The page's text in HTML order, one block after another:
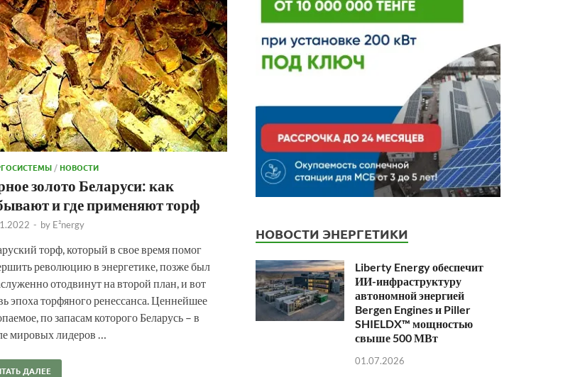
/НОВОСТИ
золото Беларуси: как
и где применяют торф
- by E²nergy
торф, который в свое время помог
революцию в энергетике, позже был
отодвинут на второй план, и вот
эпоха торфяного ренессанса. Ценнейшее
по запасам которого Беларусь – в
мировых лидеров …
ДАЛЕЕ
НОВОСТИ ЭНЕРГЕТИКИ
Liberty Energy обеспечит
ИИ-инфраструктуру
автономной энергией
Bergen Engines и Piller
SHIELDX™ мощностью
свыше 500 МВт
01.07.2026